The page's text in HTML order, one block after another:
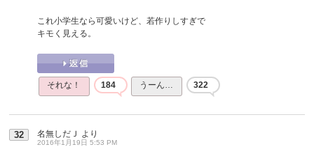
これ小学生なら可愛いけど、若作りしすぎで
キモく見える。
それな！ 184 うーん… 322
32 名無しだＪ より
2016年1月19日 5:53 PM